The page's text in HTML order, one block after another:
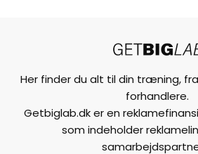
Her finder du alt til din træning,
forhandlere.
Getbiglab.dk er en
som indeholder